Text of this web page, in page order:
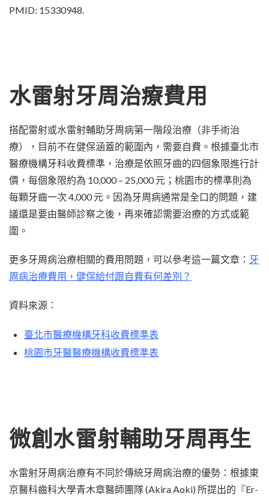
PMID: 15330948.
水雷射牙周治療費用
搭配雷射或水雷射輔助牙周病第一階段治療（非手術治
療），目前不在健保涵蓋的範圍內，需要自費。根據臺北市
醫療機構牙科收費標準，治療是依照牙齒的四個象限進行計
價，每個象限約為 10,000 – 25,000 元；桃園市的標準則為
每顆牙齒一次 4,000 元。因為牙周病通常是全口的問題，建
議還是要由醫師診察之後，再來確認需要治療的方式或範
圍。
更多牙周病治療相關的費用問題，可以參考這一篇文章： 牙
周病治療費用，健保給付跟自費有何差別？
資料來源：
臺北市醫療機構牙科收費標準表
桃園市牙醫醫療機構收費標準表
微創水雷射輔助牙周再生
水雷射牙周病治療有不同於傳統牙周病治療的優勢：根據東
京醫科齒科大學青木章醫師團隊 (Akira Aoki) 所提出的『Er-